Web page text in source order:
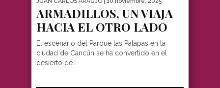
ARMADILLOS, UN VIAJA
HACIA EL OTRO LADO
El escenario del Parque las Palapas en la
ciudad de Cancún se ha convertido en el
desierto de...